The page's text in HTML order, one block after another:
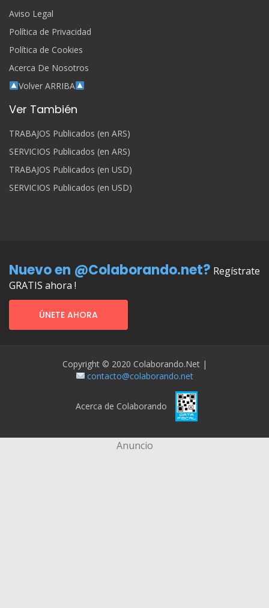
Aviso Legal
Política de Privacidad
Política de Cookies
Acerca De Nosotros
Volver ARRIBA
Ver También
TRABAJOS Publicados (en ARS)
SERVICIOS Publicados (en ARS)
TRABAJOS Publicados (en USD)
SERVICIOS Publicados (en USD)
Nuevo en @Colaborando.net? Regístrate
GRATIS ahora !
ÚNETE AHORA
Copyright © 2020 Colaborando.net |
contacto@colaborando.net
Acerca de Colaborando
Anuncio